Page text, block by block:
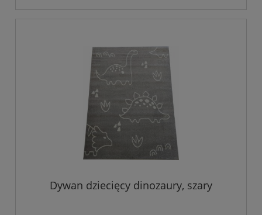
Dywan dziecięcy dinozaury, szary